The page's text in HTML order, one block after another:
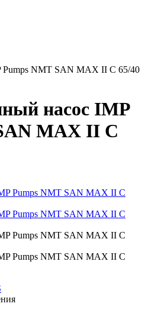
NMT SAN MAX II C 65/40
насос IMP
MAX II C